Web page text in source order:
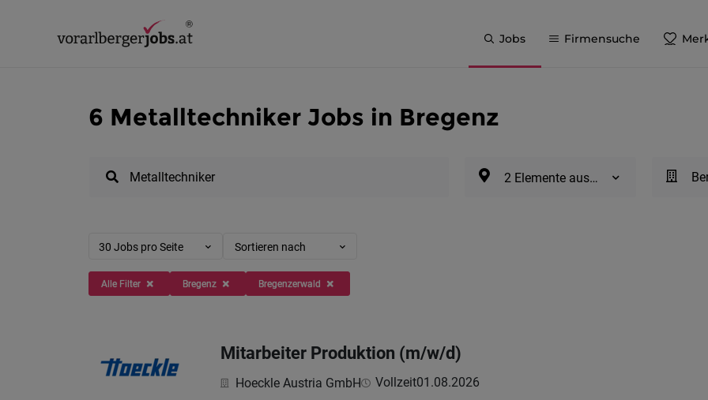
Jobs Firmensuche
6 Metalltechniker Jobs in Bregenz
2 Elemente ausgewählt
30 Jobs pro Seite Sortieren nach
Alle Filter Bregenz Bregenzerwald
Mitarbeiter Produktion (m/w/d)
Hoeckle Austria GmbH Vollzeit01.08.2026